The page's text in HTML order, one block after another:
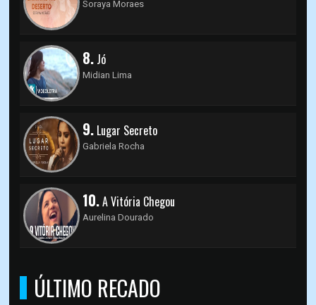
Soraya Moraes
8. Jó
Midian Lima
9. Lugar Secreto
Gabriela Rocha
10.A Vitória Chegou
Aurelina Dourado
ÚLTIMO RECADO